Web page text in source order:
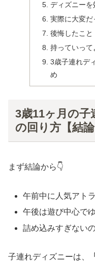
ディズニー
実際に大変だ
後悔したこと
持っていっ
3歳子連れデ
め
3歳11ヶ月の子
の回り方【結論
まず結論から👇
午前中に人気アト
午後は遊び中心で
詰め込みすぎない
子連れディズニーは、